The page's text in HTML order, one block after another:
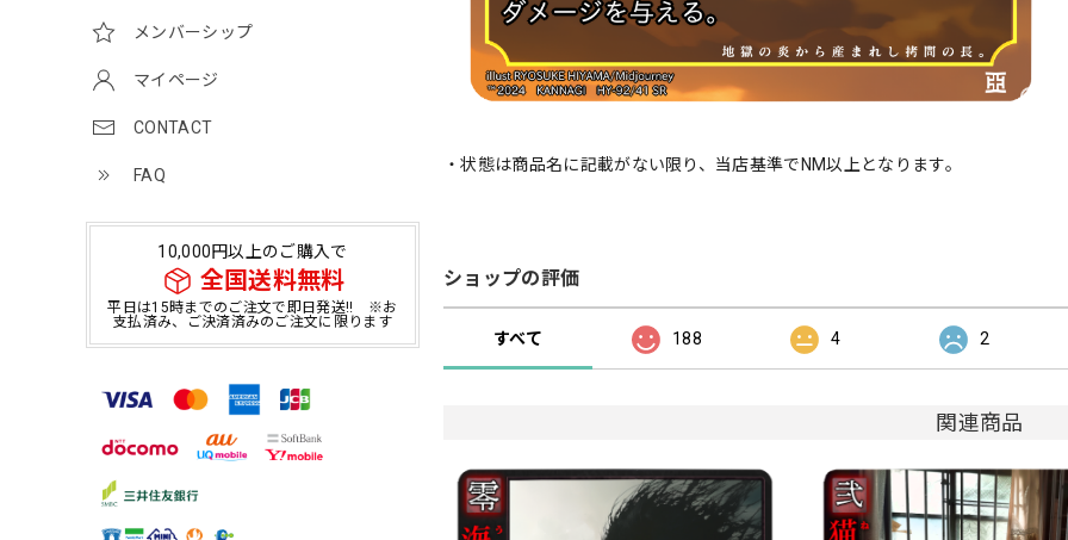
メンバーシップ
マイページ
CONTACT
FAQ
10,000円以上のご購入で
全国送料無料
平日は15時までのご注文で即日発送!! ※お
支払済み、ご決済済みのご注文に限ります
・状態は商品名に記載がない限り、当店基準でNM以上となります。
ショップの評価
すべて 188 4 2
関連商品